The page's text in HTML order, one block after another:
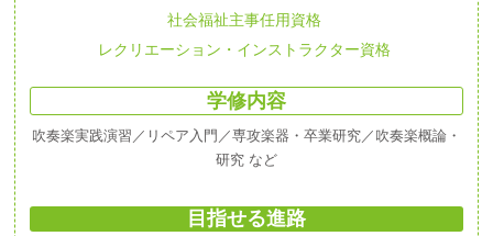
社会福祉主事任用資格
レクリエーション・インストラクター資格
学修内容
吹奏楽実践演習／リペア入門／専攻楽器・卒業研究／吹奏楽概論・
研究 など
目指せる進路